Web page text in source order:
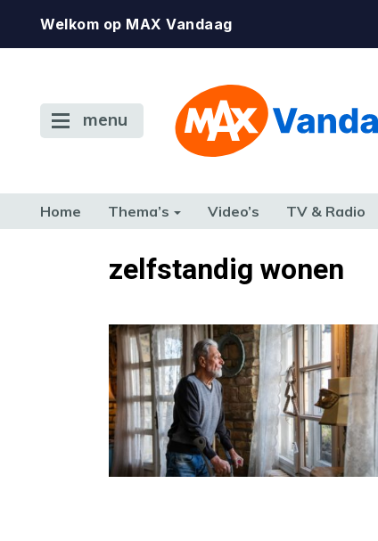
Welkom op MAX Vandaag
menu
Home Thema’s Video’s TV & Radio
TERUG NAAR TOENzelfstandig wonen